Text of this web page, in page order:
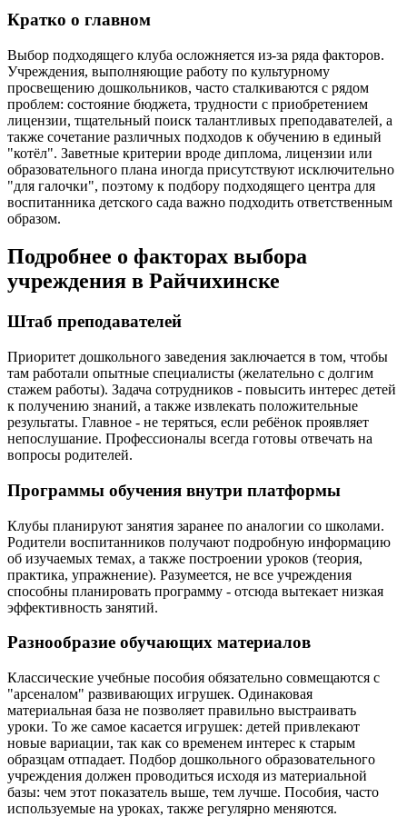
Кратко о главном
Выбор подходящего клуба осложняется из-за ряда факторов.
Учреждения, выполняющие работу по культурному
просвещению дошкольников, часто сталкиваются с рядом
проблем: состояние бюджета, трудности с приобретением
лицензии, тщательный поиск талантливых преподавателей, а
также сочетание различных подходов к обучению в единый
"котёл". Заветные критерии вроде диплома, лицензии или
образовательного плана иногда присутствуют исключительно
"для галочки", поэтому к подбору подходящего центра для
воспитанника детского сада важно подходить ответственным
образом.
Подробнее о факторах выбора
учреждения в Райчихинске
Штаб преподавателей
Приоритет дошкольного заведения заключается в том, чтобы
там работали опытные специалисты (желательно с долгим
стажем работы). Задача сотрудников - повысить интерес детей
к получению знаний, а также извлекать положительные
результаты. Главное - не теряться, если ребёнок проявляет
непослушание. Профессионалы всегда готовы отвечать на
вопросы родителей.
Программы обучения внутри платформы
Клубы планируют занятия заранее по аналогии со школами.
Родители воспитанников получают подробную информацию
об изучаемых темах, а также построении уроков (теория,
практика, упражнение). Разумеется, не все учреждения
способны планировать программу - отсюда вытекает низкая
эффективность занятий.
Разнообразие обучающих материалов
Классические учебные пособия обязательно совмещаются с
"арсеналом" развивающих игрушек. Одинаковая
материальная база не позволяет правильно выстраивать
уроки. То же самое касается игрушек: детей привлекают
новые вариации, так как со временем интерес к старым
образцам отпадает. Подбор дошкольного образовательного
учреждения должен проводиться исходя из материальной
базы: чем этот показатель выше, тем лучше. Пособия, часто
используемые на уроках, также регулярно меняются.